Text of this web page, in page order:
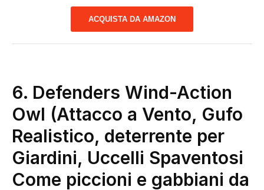
ACQUISTA DA AMAZON
6. Defenders Wind-Action
Owl (Attacco a Vento, Gufo
Realistico, deterrente per
Giardini, Uccelli Spaventosi
Come piccioni e gabbiani da